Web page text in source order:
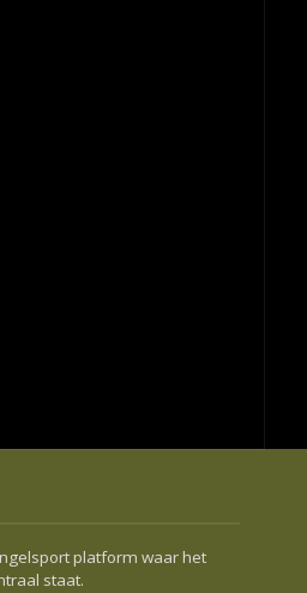
platform waar het
staat.